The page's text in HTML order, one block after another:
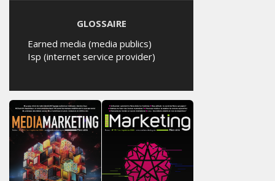
GLOSSAIRE
Earned media (media publics)
Isp (internet service provider)